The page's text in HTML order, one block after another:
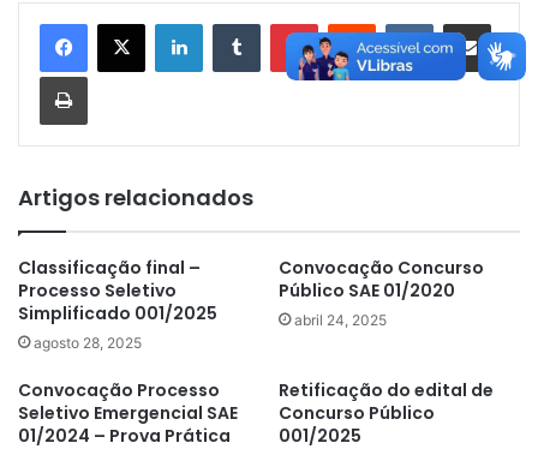
LinkedinTumblr PinterestReddit VK Compartilhar via e-mail
Imprimir
Artigos relacionados
Classificação final –
Processo Seletivo
Simplificado 001/2025
agosto 28, 2025
Convocação Concurso
Público SAE 01/2020
abril 24, 2025
Convocação Processo
Seletivo Emergencial SAE
01/2024 – Prova Prática
Retificação do edital de
Concurso Público
001/2025